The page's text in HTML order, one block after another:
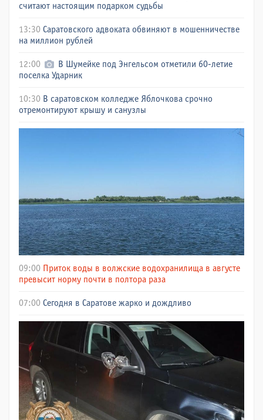
считают настоящим подарком судьбы
13:30 Саратовского адвоката обвиняют в мошенничестве
на миллион рублей
12:00
В Шумейке под Энгельсом отметили 60-летие
поселка Ударник
10:30 В саратовском колледже Яблочкова срочно
отремонтируют крышу и санузлы
09:00 Приток воды в волжские водохранилища в августе
превысит норму почти в полтора раза
07:00 Сегодня в Саратове жарко и дождливо